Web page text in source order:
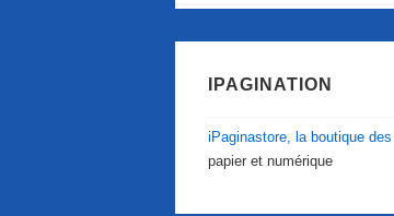
IPAGINATION
iPaginastore, la boutique
papier et numérique